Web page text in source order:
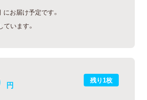
にお届け予定です。
ています。
残り1枚
円